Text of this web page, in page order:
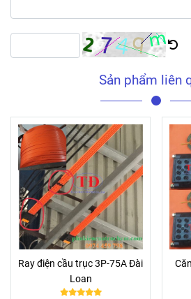
Sản phẩm liên
Ray điện cầu trục 3P-75A Đài
Loan